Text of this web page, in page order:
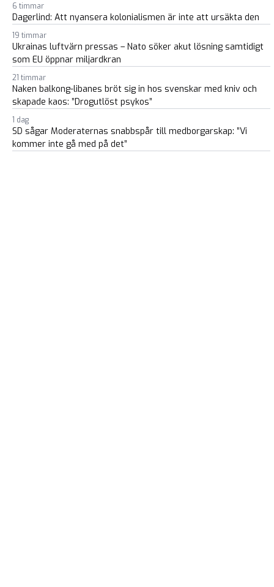
6 timmar
Dagerlind: Att nyansera kolonialismen är inte att ursäkta den
19 timmar
Ukrainas luftvärn pressas – Nato söker akut lösning samtidigt
som EU öppnar miljardkran
21 timmar
Naken balkong-libanes bröt sig in hos svenskar med kniv och
skapade kaos: ”Drogutlöst psykos”
1 dag
SD sågar Moderaternas snabbspår till medborgarskap: ”Vi
kommer inte gå med på det”